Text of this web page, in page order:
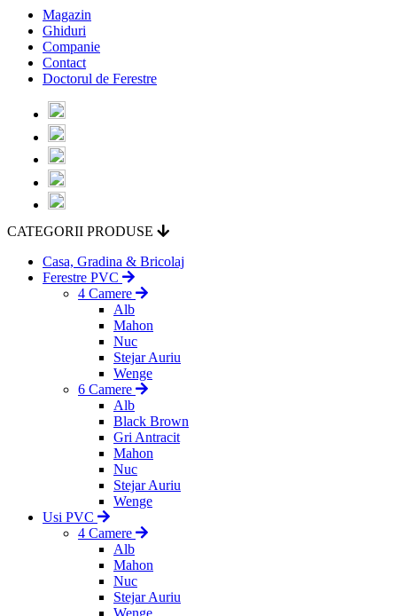
Magazin
Ghiduri
Companie
Contact
Doctorul de Ferestre
CATEGORII PRODUSE
Casa, Gradina & Bricolaj
Ferestre PVC
4 Camere
Alb
Mahon
Nuc
Stejar Auriu
Wenge
6 Camere
Alb
Black Brown
Gri Antracit
Mahon
Nuc
Stejar Auriu
Wenge
Usi PVC
4 Camere
Alb
Mahon
Nuc
Stejar Auriu
Wenge